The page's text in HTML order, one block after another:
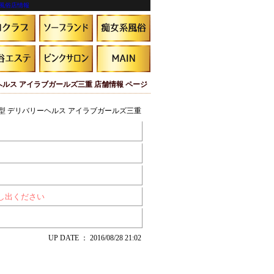
俗店情報
ス アイラブガールズ三重 店舗情報 ページ
デリバリーヘルス アイラブガールズ三重
出ください
UP DATE ： 2016/08/28 21:02